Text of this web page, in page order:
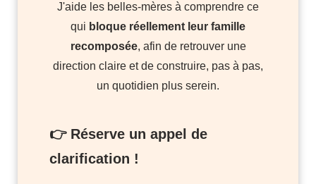
J'aide les belles-mères à comprendre ce
qui bloque réellement leur famille
recomposée, afin de retrouver une
direction claire et de construire, pas à pas,
un quotidien plus serein.
👉 Réserve un appel de
clarification !